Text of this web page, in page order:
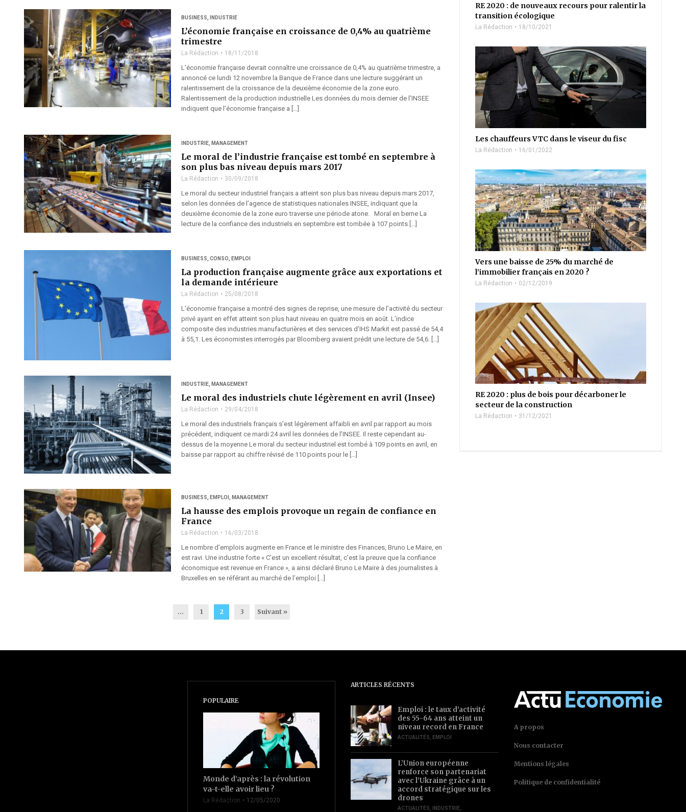
BUSINESS INDUSTRIE
L’économie française en croissance de 0,4% au quatrième
trimestre
La Rédaction 18/11/2018
L’économie française devrait connaître une croissance de 0,4% au quatrième trimestre, a
annoncé ce lundi 12 novembre la Banque de France dans une lecture suggérant un
ralentissement de la croissance de la deuxième économie de la zone euro.
Ralentissement de la production industrielle Les données du mois dernier de l’INSEE
indiquent que l’économie française a […]
INDUSTRIE MANAGEMENT
Le moral de l’industrie française est tombé en septembre à
son plus bas niveau depuis mars 2017
La Rédaction 30/09/2018
Le moral du secteur industriel français a atteint son plus bas niveau depuis mars 2017,
selon les données de l’agence de statistiques nationales INSEE, indiquant que la
deuxième économie de la zone euro traverse une période atone. Moral en berne La
lecture de la confiance des industriels en septembre est tombée à 107 points […]
BUSINESS CONSO EMPLOI
La production française augmente grâce aux exportations et
la demande intérieure
La Rédaction 25/08/2018
L’économie française a montré des signes de reprise, une mesure de l’activité du secteur
privé ayant en effet atteint son plus haut niveau en quatre mois en août. L’indice
composite des industries manufacturières et des services d’IHS Markit est passé de 54,4
à 55,1. Les économistes interrogés par Bloomberg avaient prédit une lecture de 54,6. […]
INDUSTRIE MANAGEMENT
Le moral des industriels chute légèrement en avril (Insee)
La Rédaction 29/04/2018
Le moral des industriels français s’est légèrement affaibli en avril par rapport au mois
précédent, indiquent ce mardi 24 avril les données de l’INSEE. Il reste cependant au-
dessus de la moyenne Le moral du secteur industriel est tombé à 109 points en avril, en
baisse par rapport au chiffre révisé de 110 points pour le […]
BUSINESS EMPLOI MANAGEMENT
La hausse des emplois provoque un regain de confiance en
France
La Rédaction 16/03/2018
Le nombre d’emplois augmente en France et le ministre des Finances, Bruno Le Maire, en
est ravi. Une industrie forte « C’est un excellent résultat, c’est la preuve que la confiance
économique est revenue en France », a ainsi déclaré Bruno Le Maire à des journalistes à
Bruxelles en se référant au marché de l’emploi […]
... 1 2 3 Suivant »
RE 2020 : de nouveaux recours pour ralentir la
transition écologique
La Rédaction 18/10/2021
Les chauffeurs VTC dans le viseur du fisc
La Rédaction 16/01/2022
Vers une baisse de 25% du marché de
l’immobilier français en 2020 ?
La Rédaction 02/12/2019
RE 2020 : plus de bois pour décarboner le
secteur de la construction
La Rédaction 31/12/2021
POPULAIRE
Monde d’après : la révolution
va-t-elle avoir lieu ?
La Rédaction 12/05/2020
ARTICLES RÉCENTS
Emploi : le taux d’activité
des 55-64 ans atteint un
niveau record en France
ACTUALITÉS EMPLOI
L’Union européenne
renforce son partenariat
avec l’Ukraine grâce à un
accord stratégique sur les
drones
ACTUALITÉS INDUSTRIE
A propos
Nous contacter
Mentions légales
Politique de confidentialité